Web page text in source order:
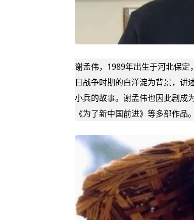
谢孟伟，1989年出生于河北保
日战争时期的白洋淀为背景，讲
小兵的故事。谢孟伟也因此剧成
《为了新中国前进》等多部作品。